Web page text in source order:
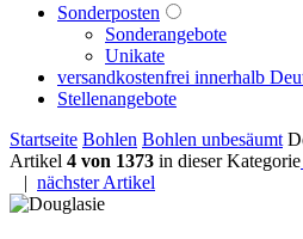
Sonderposten
Sonderangebote
Unikate
versandkostenfrei innerhalb
Stellenangebote
Startseite Bohlen Bohlen unbesäumt
Artikel 4 von 1373 in dieser Kategorie
| nächster Artikel